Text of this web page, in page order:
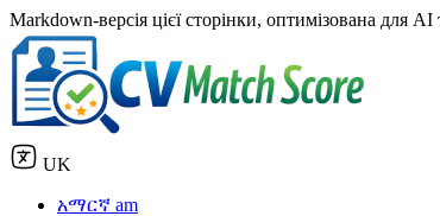
Markdown-версія цієї сторінки, оптимізована для
UK
አማርኛ am